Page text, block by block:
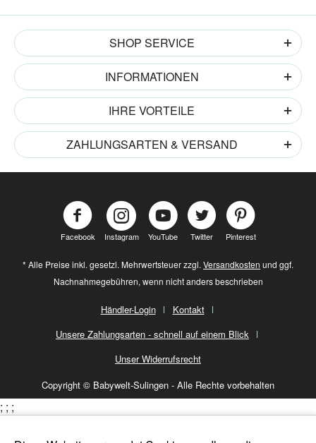
SHOP SERVICE
INFORMATIONEN
IHRE VORTEILE
ZAHLUNGSARTEN & VERSAND
Facebook Instagram YouTube Twitter Pinterest
* Alle Preise inkl. gesetzl. Mehrwertsteuer zzgl. Versandkosten und ggf.
Nachnahmegebühren, wenn nicht anders beschrieben
Händler-Login
Kontakt
Unsere Zahlungsarten - schnell auf einem Blick
Unser Widerrufsrecht
Copyright © Babywelt-Sulingen - Alle Rechte vorbehalten
; ; ;